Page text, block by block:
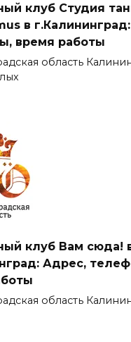
клуб Студия
в
время работы
область
клуб Вам сюда!
Адрес,
область